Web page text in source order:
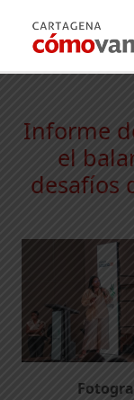
Informe
el
desafíos